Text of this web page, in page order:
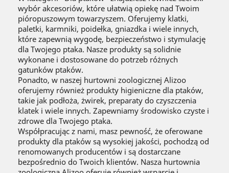
wybór akcesoriów, które ułatwią opiekę nad Twoim
pióropuszowym towarzyszem. Oferujemy klatki,
paletki, karmniki, poidełka, gniazdka i wiele innych,
które zapewnią wygodę, bezpieczeństwo i stymulację
dla Twojego ptaka. Nasze produkty są solidnie
wykonane i dostosowane do potrzeb różnych
gatunków ptaków.
Ponadto, w naszej hurtowni zoologicznej Alizoo
oferujemy również produkty higieniczne dla ptaków,
takie jak podłoża, żwirek, preparaty do czyszczenia
klatek i wiele innych. Zapewniamy środowisko czyste i
zdrowe dla Twojego ptaka.
Współpracując z nami, masz pewność, że oferowane
produkty dla ptaków są wysokiej jakości, pochodzą od
renomowanych producentów i są dostarczane
bezpośrednio do Twoich klientów. Nasza hurtownia